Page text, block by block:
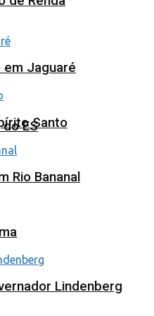
ES
Jaguaré
Santo
Rio Bananal
Lindenberg